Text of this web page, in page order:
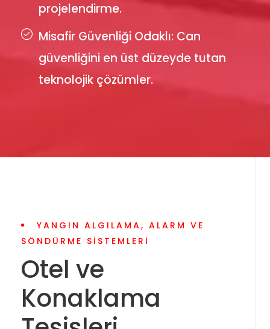
projelendirme.
Misafir Güvenliği Odaklı: Can
güvenliğini en üst düzeyde tutan
teknolojik çözümler.
YANGIN ALGILAMA, ALARM VE
SÖNDÜRME SISTEMLERI
Otel ve
Konaklama